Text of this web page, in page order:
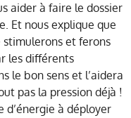
aider à faire le dossier
Et nous explique que
stimulerons et ferons
les différents
le bon sens et l’aidera
pas la pression déjà !
d’énergie à déployer